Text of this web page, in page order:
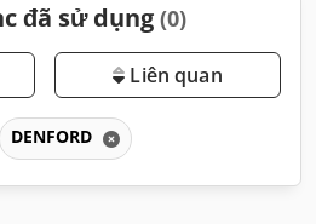
đã sử dụng (0)
Liên quan
DENFORD